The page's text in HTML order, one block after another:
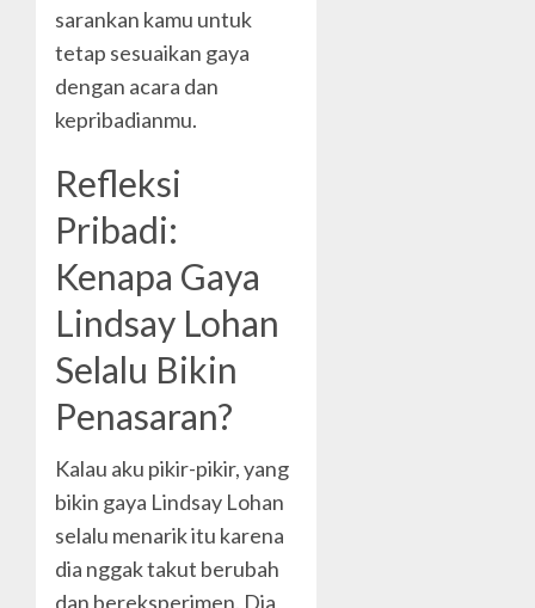
sarankan kamu untuk
tetap sesuaikan gaya
dengan acara dan
kepribadianmu.
Refleksi
Pribadi:
Kenapa Gaya
Lindsay Lohan
Selalu Bikin
Penasaran?
Kalau aku pikir-pikir, yang
bikin gaya Lindsay Lohan
selalu menarik itu karena
dia nggak takut berubah
dan bereksperimen. Dia